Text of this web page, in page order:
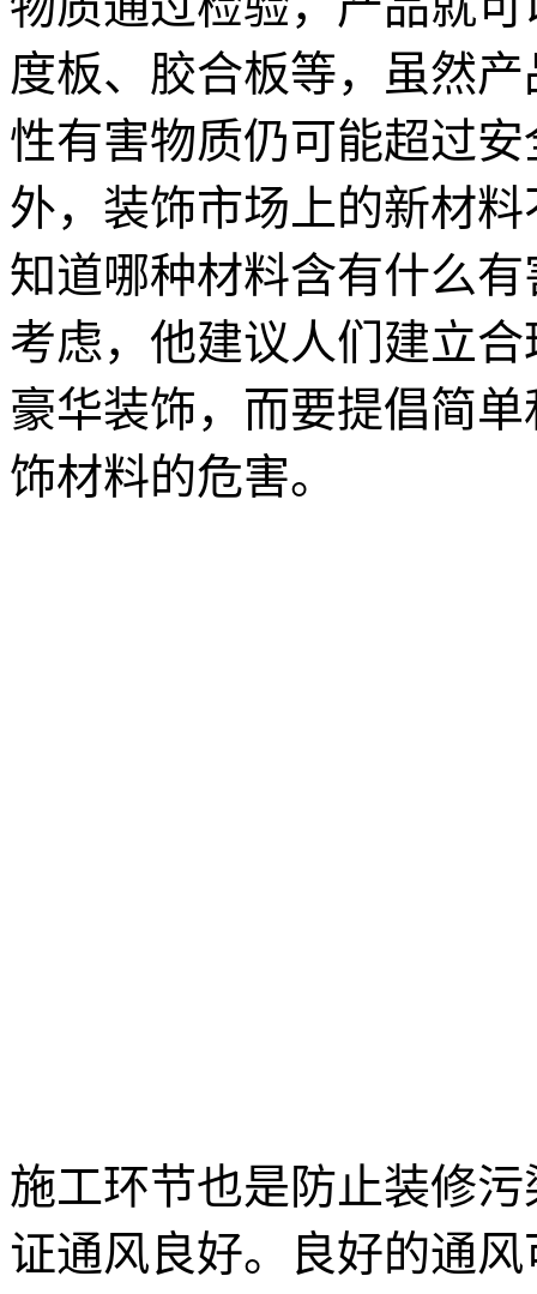
度板、胶合板等，虽然
性有害物质仍可能超过
外，装饰市场上的新材
知道哪种材料含有什么
考虑，他建议人们建立
豪华装饰，而要提倡简
饰材料的危害。
施工环节也是防止装修
证通风良好。良好的通